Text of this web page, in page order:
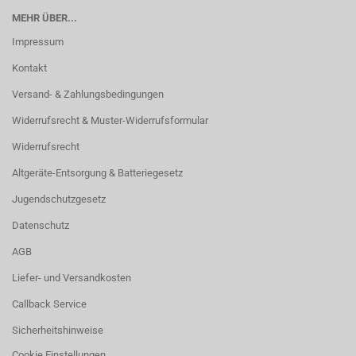
MEHR ÜBER...
Impressum
Kontakt
Versand- & Zahlungsbedingungen
Widerrufsrecht & Muster-Widerrufsformular
Widerrufsrecht
Altgeräte-Entsorgung & Batteriegesetz
Jugendschutzgesetz
Datenschutz
AGB
Liefer- und Versandkosten
Callback Service
Sicherheitshinweise